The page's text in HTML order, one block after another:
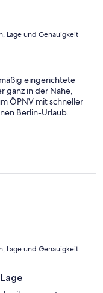
Lage und Genauigkeit
eingerichtete
ganz in der Nähe,
ÖPNV mit schneller
Berlin-Urlaub.
Lage und Genauigkeit